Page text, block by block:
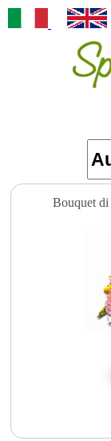
Bouquet di